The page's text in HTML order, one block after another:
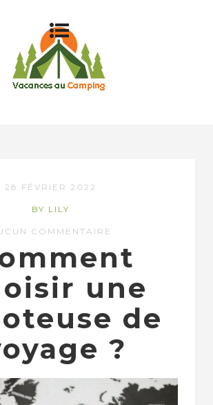
28 FÉVRIER 2022
BY LILY
COMMENTAIRE
une
de
?